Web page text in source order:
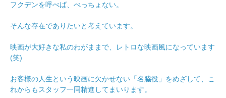
フクデンを呼べば、べっちょない。
そんな存在でありたいと考えています。
映画が大好きな私のわがままで、レトロな映画風になっています
(笑)
お客様の人生という映画に欠かせない「名脇役」をめざして、こ
れからもスタッフ一同精進してまいります。